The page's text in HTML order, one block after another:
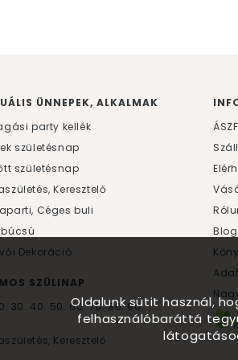
ÜNNEPEK, ALKALMAK
party kellék
születésnap
születésnap
Keresztelő
Céges buli
Dekoráció
SZÜLINAP
30. 40. 50. 60.70.80.90.
Keresztelő
ÁSZF
Blog
Oldalunk sütit használ,
felhasználóbaráttá